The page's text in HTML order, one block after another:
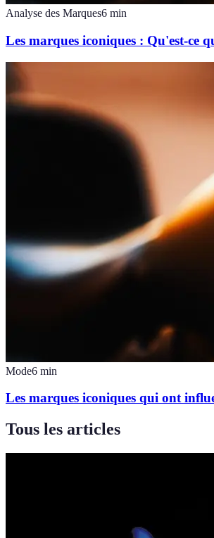
Analyse des Marques6 min
Les marques iconiques : Qu'est-ce
Mode6 min
Les marques iconiques qui ont
Tous les articles